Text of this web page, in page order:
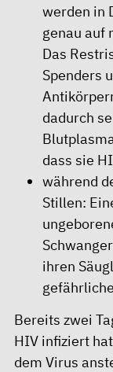
werden in
genau auf
Das
Spenders
dadurch
dass sie
während
Stillen:
ihren
Bereits zwei
HIV infiziert
dem Virus